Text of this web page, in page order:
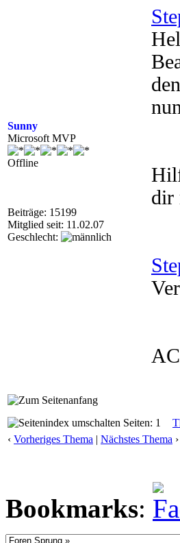
Sunny
Microsoft MVP
Offline
Beiträge: 15199
Mitglied seit: 11.02.07
Geschlecht:
dir
Seiten: 1
‹ Vorheriges Thema | Nächstes Thema ›
Bookmarks: